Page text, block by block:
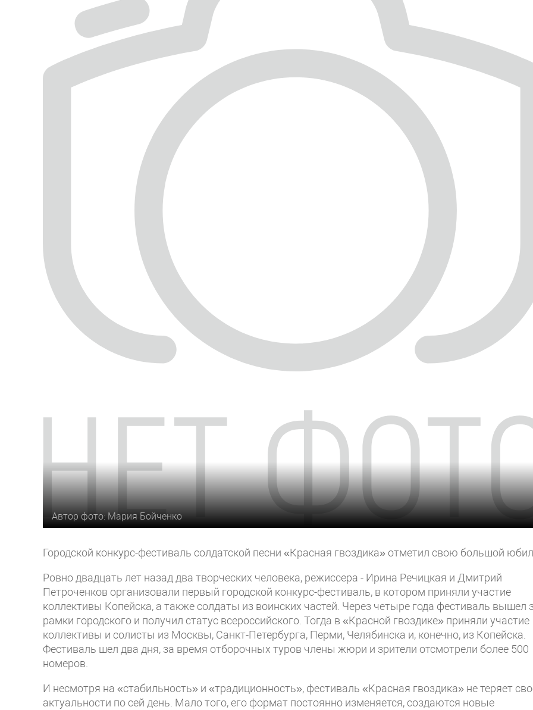
Автор фото: Мария Бойченко
Городской конкурс-фестиваль солдатской песни «Красная гвоздика» отметил свою большой
Ровно двадцать лет назад два творческих человека, режиссера - Ирина Речицкая и Дмитрий
Петроченков организовали первый городской конкурс-фестиваль, в котором приняли участие
коллективы Копейска, а также солдаты из воинских частей. Через четыре года фестиваль вышел
рамки городского и получил статус всероссийского. Тогда в «Красной гвоздике» приняли участие
коллективы и солисты из Москвы, Санкт-Петербурга, Перми, Челябинска и, конечно, из Копейска.
Фестиваль шел два дня, за время отборочных туров члены жюри и зрители отсмотрели более 500
номеров.
И несмотря на «стабильность» и «традиционность», фестиваль «Красная гвоздика» не теряет
актуальности по сей день. Мало того, его формат постоянно изменяется, создаются новые